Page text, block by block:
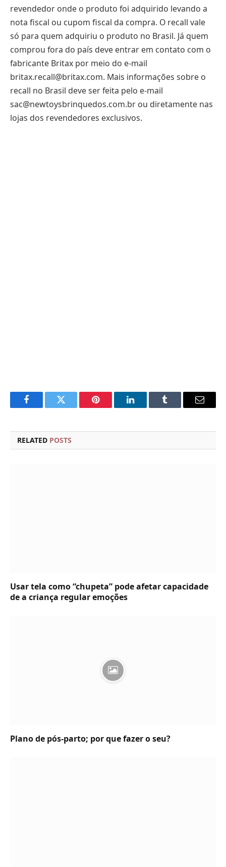
revendedor onde o produto foi adquirido levando a
nota fiscal ou cupom fiscal da compra. O recall vale
só para quem adquiriu o produto no Brasil. Já quem
comprou fora do país deve entrar em contato com o
fabricante Britax por meio do e-mail
britax.recall@britax.com. Mais informações sobre o
recall no Brasil deve ser feita pelo e-mail
sac@newtoysbrinquedos.com.br ou diretamente nas
lojas dos revendedores exclusivos.
FacebookTwitter Pinterest LinkedInTumblr Email
RELATED POSTS
Usar tela como “chupeta” pode afetar capacidade
de a criança regular emoções
Plano de pós-parto; por que fazer o seu?